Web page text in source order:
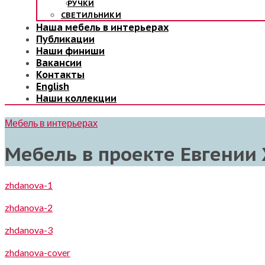
РУЧКИ
СВЕТИЛЬНИКИ
Наша мебель в интерьерах
Публикации
Наши финиши
Вакансии
Контакты
English
Наши коллекции
Мебель в интерьерах
Мебель в проекте
zhdanova-1
zhdanova-2
zhdanova-3
zhdanova-cover